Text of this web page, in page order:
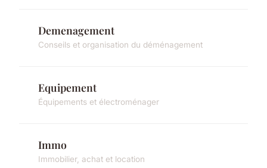
Demenagement
Conseils et organisation du déménagement
Equipement
Équipements et électroménager
Immo
Immobilier, achat et location